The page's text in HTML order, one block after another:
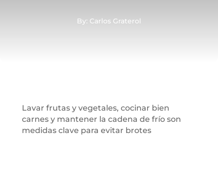
By: Carlos Graterol
Lavar frutas y vegetales, cocinar bien
carnes y mantener la cadena de frío son
medidas clave para evitar brotes